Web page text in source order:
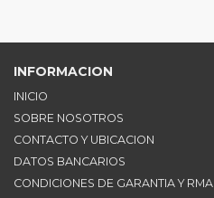
INFORMACION
INICIO
SOBRE NOSOTROS
CONTACTO Y UBICACION
DATOS BANCARIOS
CONDICIONES DE GARANTIA Y RMA